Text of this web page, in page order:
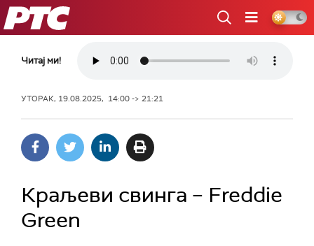
РТС
Читај ми!
УТОРАК, 19.08.2025, 14:00 -> 21:21
Краљеви свинга – Freddie
Green